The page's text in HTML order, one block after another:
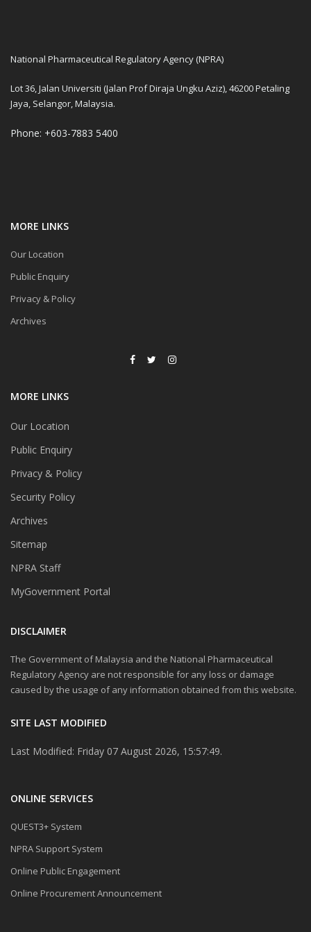
National Pharmaceutical Regulatory Agency (NPRA)
Lot 36, Jalan Universiti (Jalan Prof Diraja Ungku Aziz), 46200 Petaling
Jaya, Selangor, Malaysia.
Phone: +603-7883 5400
MORE LINKS
Our Location
Public Enquiry
Privacy & Policy
Archives
MORE LINKS
Our Location
Public Enquiry
Privacy & Policy
Security Policy
Archives
Sitemap
NPRA Staff
MyGovernment Portal
DISCLAIMER
The Government of Malaysia and the National Pharmaceutical
Regulatory Agency are not responsible for any loss or damage
caused by the usage of any information obtained from this website.
SITE LAST MODIFIED
Last Modified: Friday 07 August 2026, 15:57:49.
ONLINE SERVICES
QUEST3+ System
NPRA Support System
Online Public Engagement
Online Procurement Announcement